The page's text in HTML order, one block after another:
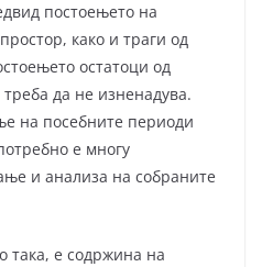
постоењето на
како и траги од
остатоци од
да не изненадува.
на посебните периоди
е многу
и анализа на собраните
така, е содржина на